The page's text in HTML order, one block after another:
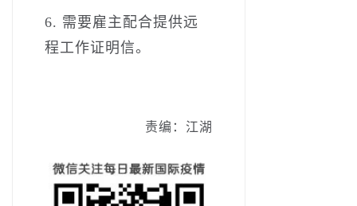
6.­ 需要雇主配合提供远
程工作证明信。
责编：江湖